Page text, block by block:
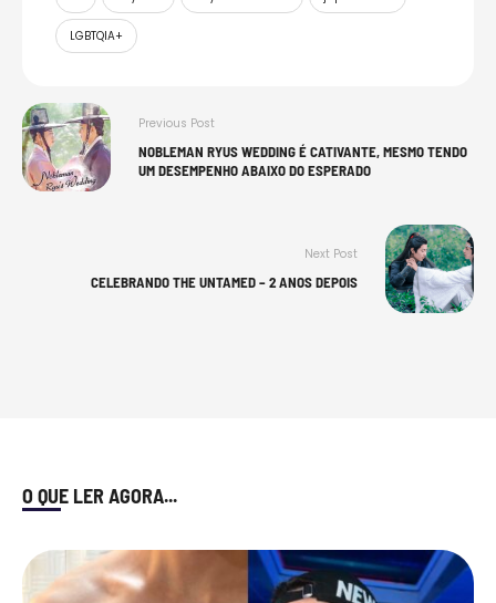
LGBTQIA+
Previous Post
NOBLEMAN RYUS WEDDING É CATIVANTE, MESMO TENDO
UM DESEMPENHO ABAIXO DO ESPERADO
Next Post
CELEBRANDO THE UNTAMED – 2 ANOS DEPOIS
O QUE LER AGORA...